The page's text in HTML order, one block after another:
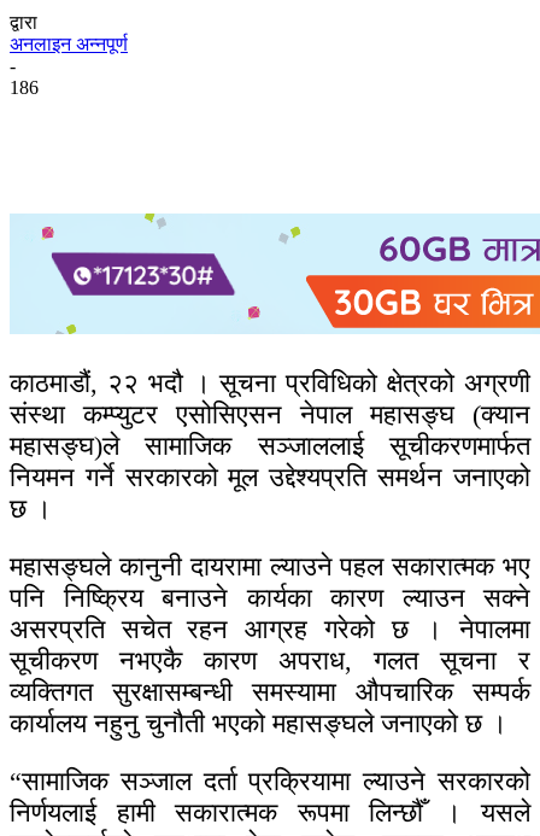
द्वारा
अनलाइन अन्नपूर्ण
-
186
काठमाडौं, २२ भदौ । सूचना प्रविधिको क्षेत्रको अग्रणी
संस्था कम्प्युटर एसोसिएसन नेपाल महासङ्घ (क्यान
महासङ्घ)ले सामाजिक सञ्जाललाई सूचीकरणमार्फत
नियमन गर्ने सरकारको मूल उद्देश्यप्रति समर्थन जनाएको
छ ।
महासङ्घले कानुनी दायरामा ल्याउने पहल सकारात्मक भए
पनि निष्क्रिय बनाउने कार्यका कारण ल्याउन सक्ने
असरप्रति सचेत रहन आग्रह गरेको छ । नेपालमा
सूचीकरण नभएकै कारण अपराध, गलत सूचना र
व्यक्तिगत सुरक्षासम्बन्धी समस्यामा औपचारिक सम्पर्क
कार्यालय नहुनु चुनौती भएको महासङ्घले जनाएको छ ।
“सामाजिक सञ्जाल दर्ता प्रक्रियामा ल्याउने सरकारको
निर्णयलाई हामी सकारात्मक रूपमा लिन्छौँ । यसले